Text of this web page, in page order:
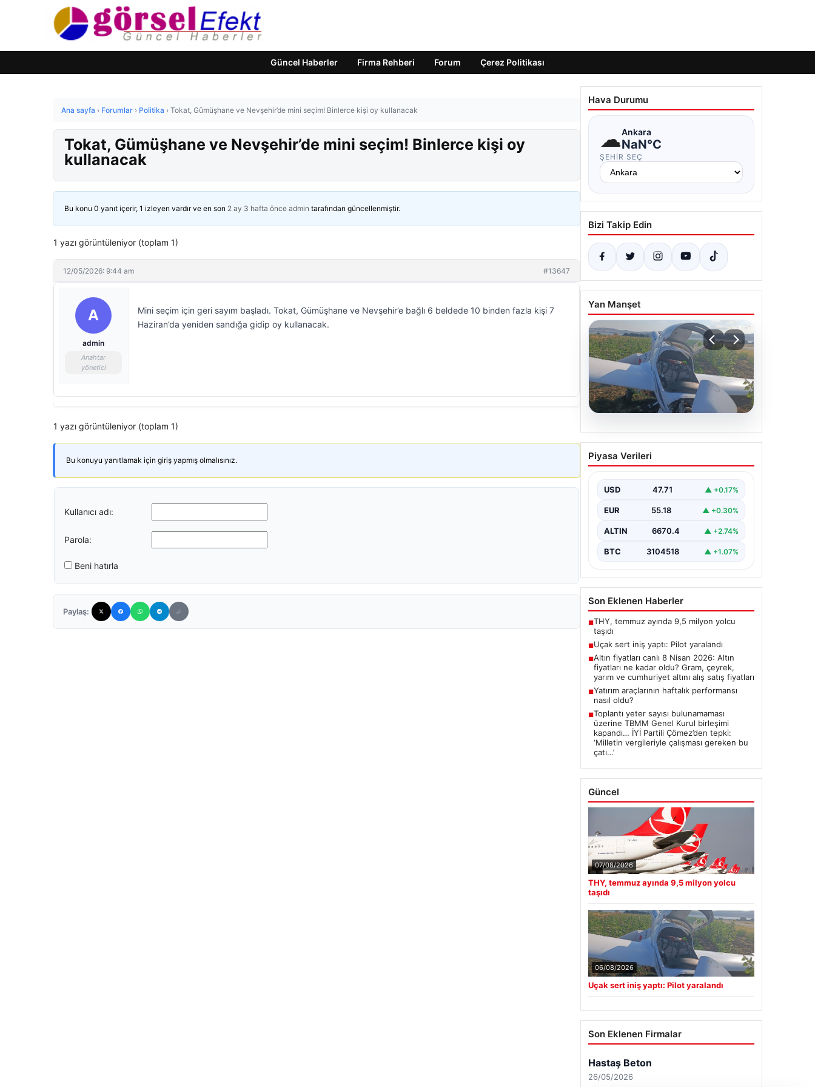
Güncel Haberler Firma Rehberi Forum Çerez Politikası
Ana sayfa › Forumlar › Politika › Tokat, Gümüşhane ve Nevşehir’de mini seçim! Binlerce kişi oy kullanacak
Tokat, Gümüşhane ve Nevşehir’de mini seçim! Binlerce kişi oy
kullanacak
Bu konu 0 yanıt içerir, 1 izleyen vardır ve en son 2 ay 3 hafta önce admin tarafından güncellenmiştir.
1 yazı görüntüleniyor (toplam 1)
12/05/2026: 9:44 am #13647
A
admin
Anahtar
yönetici
Mini seçim için geri sayım başladı. Tokat, Gümüşhane ve Nevşehir’e bağlı 6 beldede 10 binden fazla kişi 7
Haziran’da yeniden sandığa gidip oy kullanacak.
1 yazı görüntüleniyor (toplam 1)
Bu konuyu yanıtlamak için giriş yapmış olmalısınız.
Kullanıcı adı:
Parola:
Beni hatırla
Paylaş:
Hava Durumu
☁Ankara
NaN°C
ŞEHIR SEÇ
Bizi Takip Edin
Yan Manşet
06.08.2026
Uçak sert iniş yaptı: Pilot
yaralandı
Piyasa Verileri
USD 47.71 ▲ +0.17%
EUR 55.18 ▲ +0.30%
ALTIN 6670.4 ▲ +2.74%
BTC 3104518 ▲ +1.07%
Son Eklenen Haberler
■THY, temmuz ayında 9,5 milyon yolcu
taşıdı
■Uçak sert iniş yaptı: Pilot yaralandı
■Altın fiyatları canlı 8 Nisan 2026: Altın
fiyatları ne kadar oldu? Gram, çeyrek,
yarım ve cumhuriyet altını alış satış fiyatları
■Yatırım araçlarının haftalık performansı
nasıl oldu?
■Toplantı yeter sayısı bulunamaması
üzerine TBMM Genel Kurul birleşimi
kapandı… İYİ Partili Çömez’den tepki:
‘Milletin vergileriyle çalışması gereken bu
çatı…’
Güncel
07/08/2026
THY, temmuz ayında 9,5 milyon yolcu
taşıdı
06/08/2026
Uçak sert iniş yaptı: Pilot yaralandı
Son Eklenen Firmalar
Hastaş Beton
26/05/2026